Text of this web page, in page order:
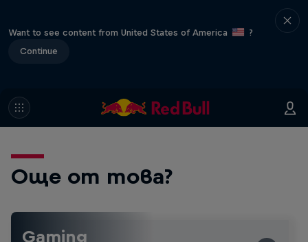
Want to see content from United States of America
?
Continue
Още от това?
Gaming